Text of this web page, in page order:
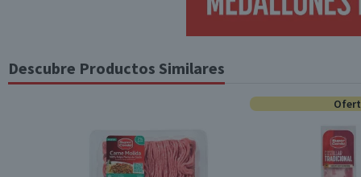
Descubre Productos Similares